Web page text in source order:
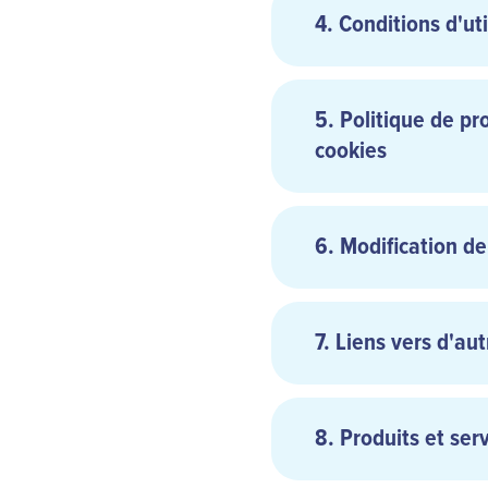
MS Internet
Firefox
Google Chrome
4. Conditions
vous faire passer
publier, diffuser
obscènes ;
consentement
manuel ou
navigation ou la
publier,
commerciales et
5. Politique de
cookies
6. Modification
7. Liens vers
8. Produits et